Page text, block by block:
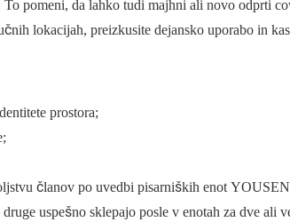
pomeni, da lahko tudi majhni ali novo odprti
lokacijah, preizkusite dejansko uporabo in
prostora;
članov po uvedbi pisarniških enot
uspešno sklepajo posle v enotah za dve ali